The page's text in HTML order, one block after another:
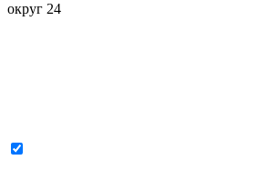
округ 24